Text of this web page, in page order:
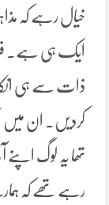
خیال رہے کہ
ایک ہی ہے۔
ذات سے ہی
کردیں۔ ان میں
تھا یہ لوگ اپنے
رہے تھے کہ